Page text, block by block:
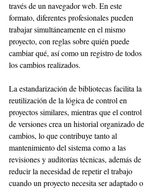
través de un navegador web. En este
formato, diferentes profesionales pueden
trabajar simultáneamente en el mismo
proyecto, con reglas sobre quién puede
cambiar qué, así como un registro de todos
los cambios realizados.
La estandarización de bibliotecas facilita la
reutilización de la lógica de control en
proyectos similares, mientras que el control
de versiones crea un historial organizado de
cambios, lo que contribuye tanto al
mantenimiento del sistema como a las
revisiones y auditorías técnicas, además de
reducir la necesidad de repetir el trabajo
cuando un proyecto necesita ser adaptado o